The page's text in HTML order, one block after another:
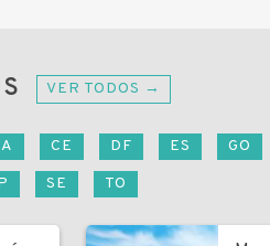
VER TODOS →
CE DF ES GO
SE TO